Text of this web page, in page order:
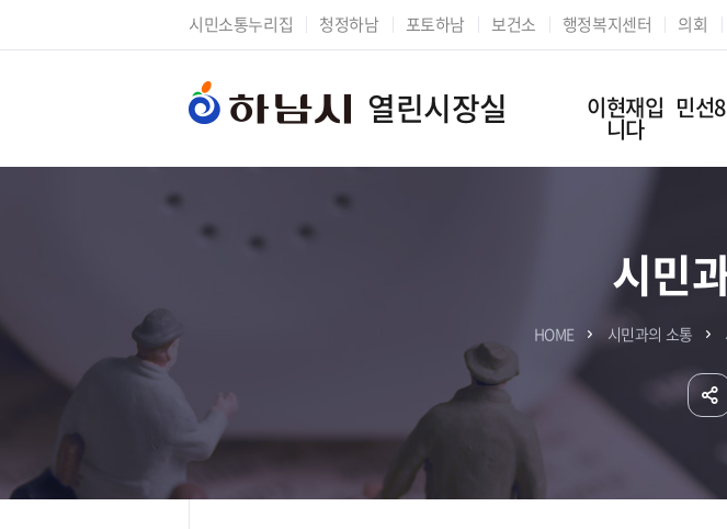
본문
시민소통누리집 청정하남 포토하남 보건소 행정복지센터 의회
열린시장실 이현재입
니다
민선
시장에게 바란다
시민
HOME 시민과의 소통